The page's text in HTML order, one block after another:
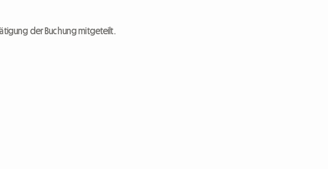
der Buchung mitgeteilt.